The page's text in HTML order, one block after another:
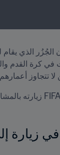
أعمارهم 13 عاماً.